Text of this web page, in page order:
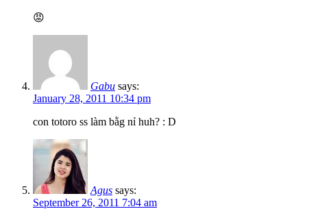
😡
Gabu says:
January 28, 2011 10:34 pm
con totoro ss làm bằg nỉ huh? : D
Agus says:
September 26, 2011 7:04 am